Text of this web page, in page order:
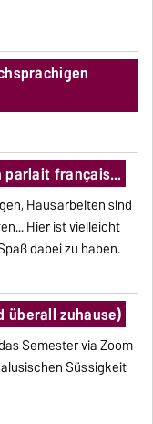
parlait français…
Hausarbeiten sind
Hier ist vielleicht
dabei zu haben.
überall zuhause)
Semester via Zoom
Süssigkeit